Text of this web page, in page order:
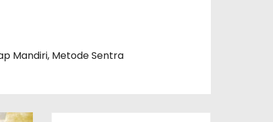
Mandiri, Metode Sentra